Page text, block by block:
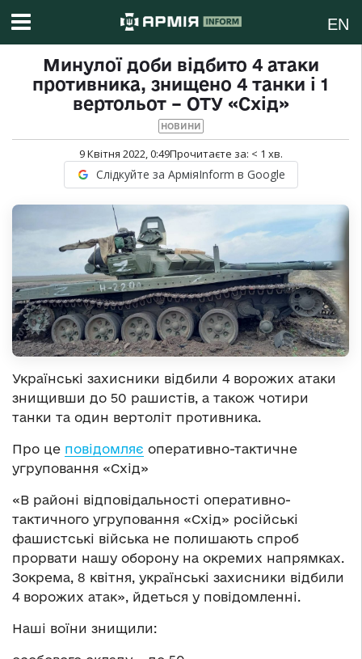
EN
Минулої доби відбито 4 атаки
противника, знищено 4 танки і 1
вертольот – ОТУ «Схід»
НОВИНИ
9 Квітня 2022, 0:49Прочитаєте за: < 1 хв.
Слідкуйте за АрміяInform в Google
Українські захисники відбили 4 ворожих атаки
знищивши до 50 рашистів, а також чотири
танки та один вертоліт противника.
Про це повідомляє оперативно-тактичне
угруповання «Схід»
«В районі відповідальності оперативно-
тактичного угруповання «Схід» російські
фашистські війська не полишають спроб
прорвати нашу оборону на окремих напрямках.
Зокрема, 8 квітня, українські захисники відбили
4 ворожих атак», йдеться у повідомленні.
Наші воїни знищили: